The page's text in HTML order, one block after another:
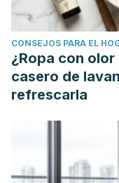
CONSEJOS PARA EL
¿Ropa con olor
casero de
refrescarla